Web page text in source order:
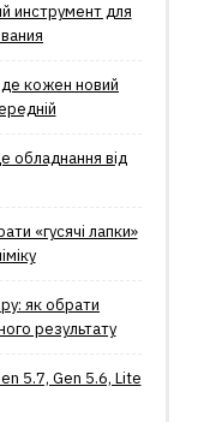
инструмент для
де кожен новий
обладнання від
«гусячі лапки»
як обрати
результату
5.7, Gen 5.6, Lite